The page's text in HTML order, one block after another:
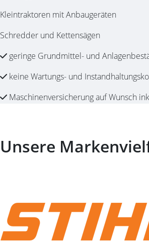
Kleintraktoren mit Anbaugeräten
Schredder und Kettensägen
geringe Grundmittel- und
keine Wartungs- und
Maschinenversicherung auf Wunsch
Unsere